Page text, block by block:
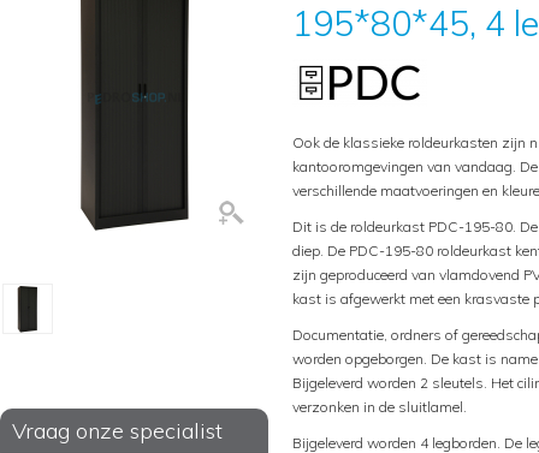
Vraag onze specialist
195*80*45, 4
Ook de klassieke roldeurkasten zijn
kantooromgevingen van vandaag.
verschillende maatvoeringen en
Dit is de roldeurkast PDC-195-80.
diep. De PDC-195-80 roldeurkast
zijn geproduceerd van vlamdovend
kast is afgewerkt met een krasvaste
Documentatie, ordners of
worden opgeborgen. De kast is
Bijgeleverd worden 2 sleutels. Het
verzonken in de sluitlamel.
Bijgeleverd worden 4 legborden. De